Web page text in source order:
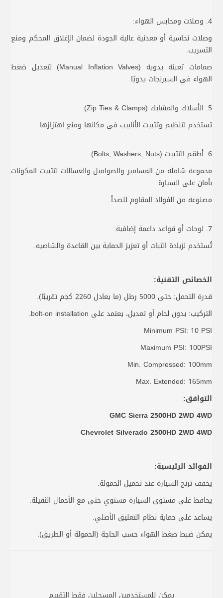
4. وصلات ومحابس الهواء:
وصلات نحاسية أو معدنية عالية الجودة لضمان الإغلاق المحكم ومنع
التسريب.
صمامات تعبئة يدوية (Manual Inflation Valves) لتعديل ضغط
الهواء في السبرنجات يدويًا.
5. الأسلاك والمشابك (Zip Ties & Clamps):
تستخدم لتنظيم وتثبيت الأنابيب في مكانها ومنع اهتزازها.
6. أطقم التثبيت (Bolts, Washers, Nuts):
مجموعة شاملة من المسامير والصواميل والغسالات لتثبيت المكونات
بأمان على السيارة.
مصنوعة من الفولاذ المقاوم للصدأ.
7. لوحات أو قواعد داعمة إضافية:
تُستخدم لزيادة الثبات أو تعزيز الحماية بين القاعدة والشاصيه.
الخصائص التقنية:
قدرة التحمل: حتى 5000 رطل (ما يعادل 2260 كجم تقريبًا).
التركيب: بدون لحام أو تعديل، يعتمد على bolt-on installation.
Minimum PSI: 10 PSI
Maximum PSI: 100PSI
Min. Compressed: 100mm
Max. Extended: 165mm
التوافق:
GMC Sierra 2500HD 2WD 4WD
Chevrolet Silverado 2500HD 2WD 4WD
الفوائد الرئيسية:
يخفف ترنح السيارة عند تحميل الحمولة.
يحافظ على مستوى السيارة مستوي حتى مع الأحمال الثقيلة.
يساعد على حماية نظام التعليق الأصلي.
يمكن ضبط ضغط الهواء حسب الحاجة (الحمولة أو الطريق).
يمكن للمستخدمين المسجلين فقط التقييم